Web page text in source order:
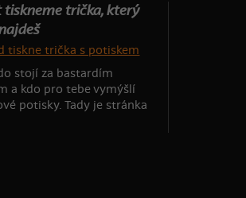
tiskneme trička, který
stojí za bastardím
a kdo pro tebe vymýšlí
potisky. Tady je stránka